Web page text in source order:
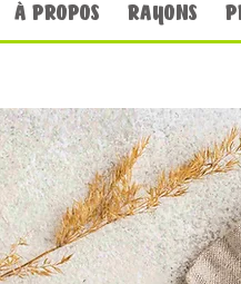
À PROPOS RAYONS